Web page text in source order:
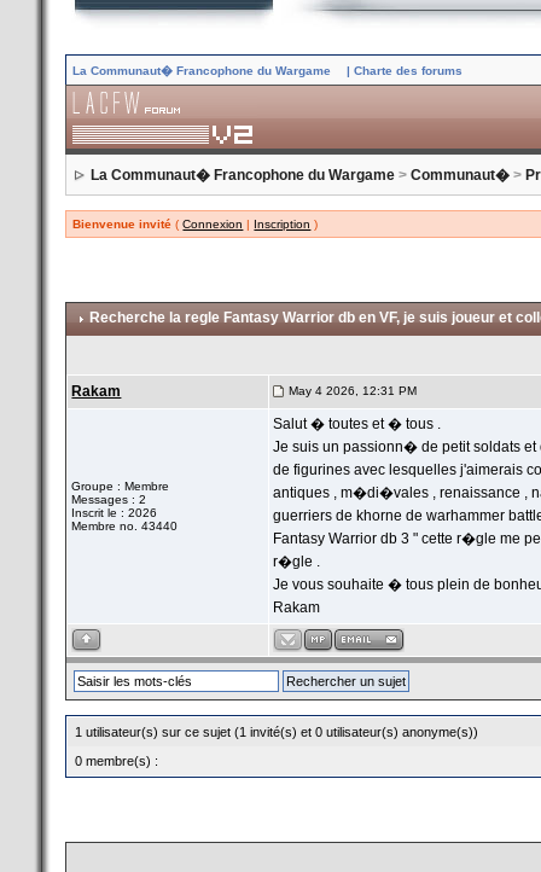
La Communaut� Francophone du Wargame | Charte des forums
La Communaut� Francophone du Wargame >Communaut� >
Bienvenue invité (Connexion | Inscription )
Recherche la regle Fantasy Warrior db en VF, je suis joueur et
Rakam May 4 2026, 12:31 PM
Groupe : Membre
Messages : 2
Inscrit le : 2026
Membre no. 43440
Salut � toutes et � tous .
Je suis un passionn� de petit soldats
de figurines avec lesquelles j'aimerais
antiques , m�di�vales , renaissance ,
guerriers de khorne de warhammer
Fantasy Warrior db 3 " cette r�gle me
r�gle .
Je vous souhaite � tous plein de
Rakam
1 utilisateur(s) sur ce sujet (1 invité(s) et 0 utilisateur(s) anonyme(s))
0 membre(s) :